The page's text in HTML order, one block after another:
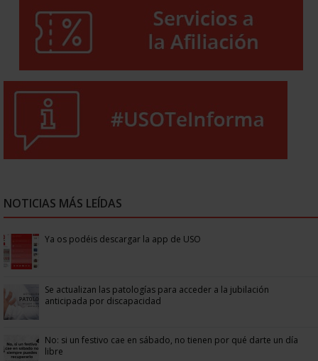
NOTICIAS MÁS LEÍDAS
Ya os podéis descargar la app de USO
Se actualizan las patologías para acceder a la jubilación
anticipada por discapacidad
No: si un festivo cae en sábado, no tienen por qué darte un día
libre